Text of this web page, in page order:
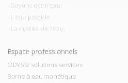
- Soyons econ’eau
- L’eau potable
- La qualité de l'eau
Espace professionnels
ODYSSI solutions services
Borne à eau monétique